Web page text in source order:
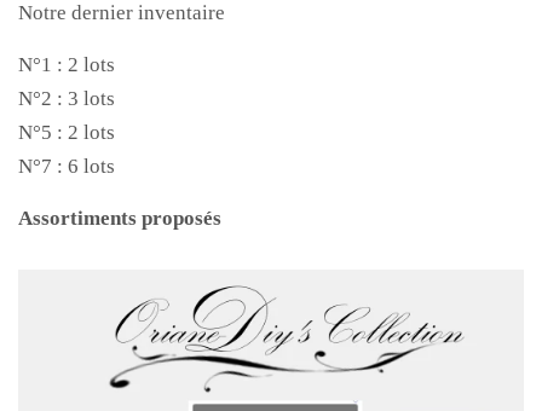
Notre dernier inventaire
N°1 : 2 lots
N°2 : 3 lots
N°5 : 2 lots
N°7 : 6 lots
Assortiments proposés